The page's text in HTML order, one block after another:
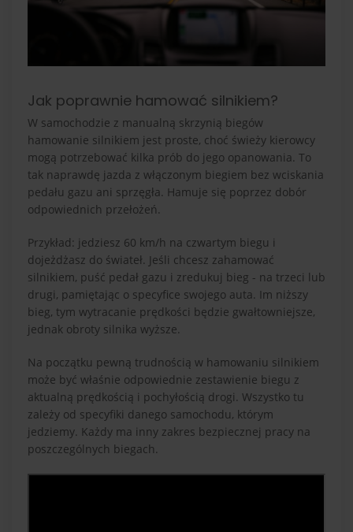
Jak poprawnie hamować silnikiem?
W samochodzie z manualną skrzynią biegów
hamowanie silnikiem jest proste, choć świeży kierowcy
mogą potrzebować kilka prób do jego opanowania. To
tak naprawdę jazda z włączonym biegiem bez wciskania
pedału gazu ani sprzęgła. Hamuje się poprzez dobór
odpowiednich przełożeń.
Przykład: jedziesz 60 km/h na czwartym biegu i
dojeżdżasz do świateł. Jeśli chcesz zahamować
silnikiem, puść pedał gazu i zredukuj bieg - na trzeci lub
drugi, pamiętając o specyfice swojego auta. Im niższy
bieg, tym wytracanie prędkości będzie gwałtowniejsze,
jednak obroty silnika wyższe.
Na początku pewną trudnością w hamowaniu silnikiem
może być właśnie odpowiednie zestawienie biegu z
aktualną prędkością i pochyłością drogi. Wszystko tu
zależy od specyfiki danego samochodu, którym
jedziemy. Każdy ma inny zakres bezpiecznej pracy na
poszczególnych biegach.